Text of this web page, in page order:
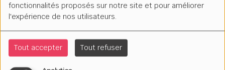
fonctionnalités proposés sur notre site et pour améliorer
l'expérience de nos utilisateurs.
Tout accepter Tout refuser